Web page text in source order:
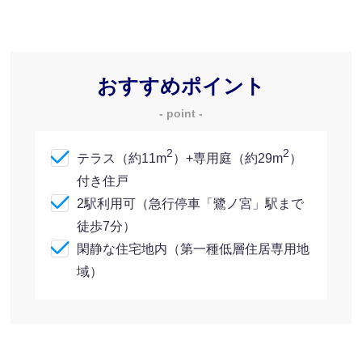
おすすめポイント
- point -
テラス（約11m2）+専用庭（約29m2）
付き住戸
2駅利用可（急行停車「鷺ノ宮」駅まで
徒歩7分）
閑静な住宅地内（第一種低層住居専用地
域）